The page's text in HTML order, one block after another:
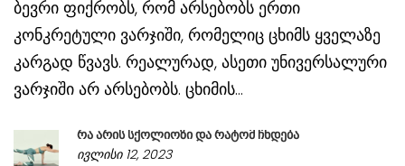
ბევრი ფიქრობს, რომ არსებობს ერთი
კონკრეტული ვარჯიში, რომელიც ცხიმს ყველაზე
კარგად წვავს. რეალურად, ასეთი უნივერსალური
ვარჯიში არ არსებობს. ცხიმის...
რა არის სქოლიოზი და რატომ ჩნდება
ივლისი 12, 2023